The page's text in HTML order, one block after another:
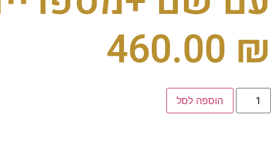
460.00 ₪
הוספה לסל